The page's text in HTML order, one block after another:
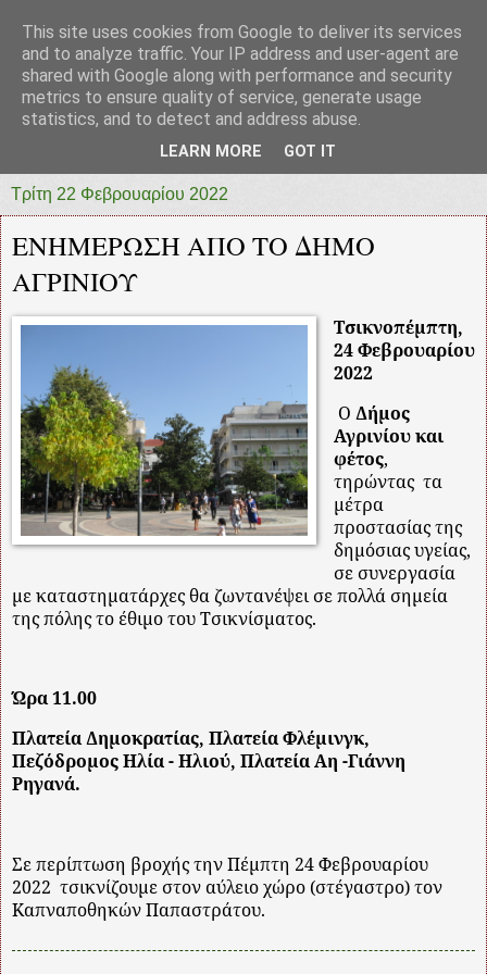
prototypia
"ΠΡΩΤΟΤΥΠΙΑ" * ΑΝΕΞΑΡΤΗΤΗ-ΗΛΕΚΤΡΟΝΙΚΗ-
Τρίτη 22 Φεβρουαρίου 2022
ΕΝΗΜΕΡΩΣΗ ΑΠΟ ΤΟ ΔΗΜΟ
ΑΓΡΙΝΙΟΥ
Τσικνοπέμπτη,
24 Φεβρουαρίου
2022
Ο Δήμος
Αγρινίου και
φέτος,
τηρώντας τα
μέτρα
προστασίας της
δημόσιας υγείας,
σε συνεργασία
με καταστηματάρχες θα ζωντανέψει σε πολλά σημεία
της πόλης το έθιμο του Τσικνίσματος.
Ώρα 11.00
Πλατεία Δημοκρατίας, Πλατεία Φλέμινγκ,
Πεζόδρομος Ηλία - Ηλιού, Πλατεία Αη -Γιάννη
Ρηγανά.
Σε περίπτωση βροχής την Πέμπτη 24 Φεβρουαρίου
2022 τσικνίζουμε στον αύλειο χώρο (στέγαστρο) τον
Καπναποθηκών Παπαστράτου.
This site uses cookies from Google to deliver its services
and to analyze traffic. Your IP address and user-agent are
shared with Google along with performance and security
metrics to ensure quality of service, generate usage
statistics, and to detect and address abuse.
LEARN MORE GOT IT